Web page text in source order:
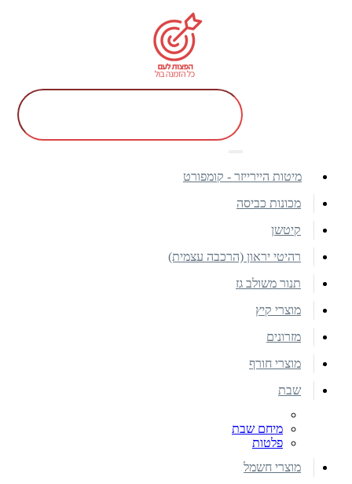
מיטות היירייזר - קומפורט
מכונות כביסה
קיטשן
רהיטי יראון (הרכבה עצמית)
תנור משולב גז
מוצרי קיץ
מזרונים
מוצרי חורף
שבת
מיחם שבת
פלטות
מוצרי חשמל